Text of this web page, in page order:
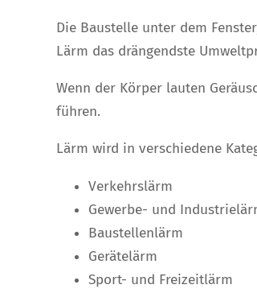
Die Baustelle unter dem
Lärm das drängendste
Wenn der Körper lauten
führen.
Lärm wird in verschiedene
Verkehrslärm
Gewerbe- und
Baustellenlärm
Gerätelärm
Sport- und Freizeitlärm